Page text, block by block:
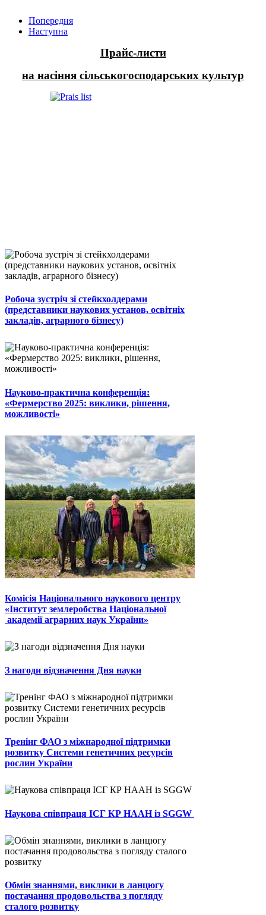
Попередня
Наступна
Прайс-листи
на насіння сільськогосподарських культур
Робоча зустріч зі стейкхолдерами
(представники наукових установ, освітніх
закладів, аграрного бізнесу)
Науково-практична конференція:
«Фермерство 2025: виклики, рішення,
можливості»
Комісія Національного наукового центру
«Інститут землеробства Національної
академії аграрних наук України»
З нагоди відзначення Дня науки
Тренінг ФАО з міжнародної підтримки
розвитку Системи генетичних ресурсів
рослин України
Наукова співпраця ІСГ КР НААН із SGGW
Обмін знаннями, виклики в ланцюгу
постачання продовольства з погляду
сталого розвитку